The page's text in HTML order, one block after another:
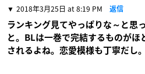
2018年3月25日 at 8:19 PM 返信
ランキング見てやっぱりな～と思
と。BLは一巻で完結するものがほ
されるよね。恋愛模様も丁寧だし。